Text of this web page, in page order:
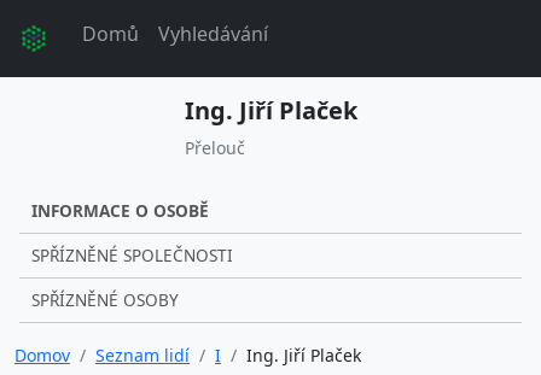
Domů Vyhledávání
Ing. Jiří Plaček
Přelouč
INFORMACE O OSOBĚ
SPŘÍZNĚNÉ SPOLEČNOSTI
SPŘÍZNĚNÉ OSOBY
Domov Seznam lidí I Ing. Jiří Plaček